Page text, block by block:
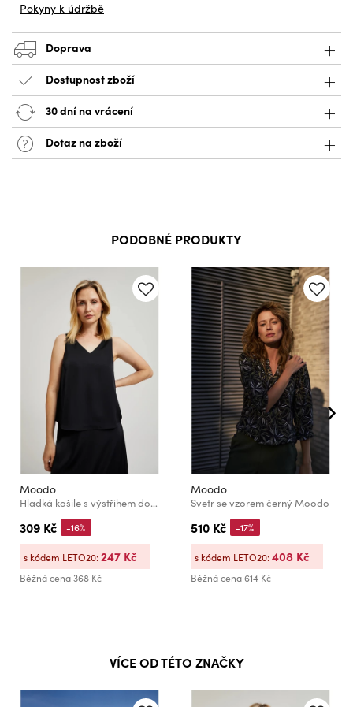
Pokyny k údržbě
Doprava
Dostupnost zboží
30 dní na vrácení
Dotaz na zboží
PODOBNÉ PRODUKTY
Moodo
Hladká košile s výstřihem do véčka černá Moodo
309 Kč
Běžná cena368 Kč
-16%
s kódem LETO20:247 Kč
Moodo
Svetr se vzorem černý Moodo
510 Kč
Běžná cena614 Kč
-17%
s kódem LETO20:408 Kč
VÍCE OD TÉTO ZNAČKY